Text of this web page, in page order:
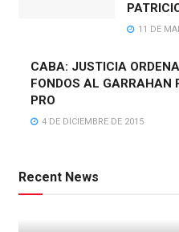
11 DE
CABA: JUSTICIA
FONDOS AL GARRAHAN
PRO
4 DE DICIEMBRE DE 2015
Recent News